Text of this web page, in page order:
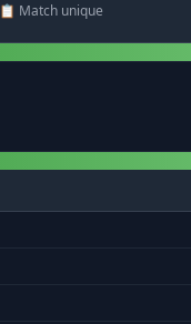
📋 Match unique